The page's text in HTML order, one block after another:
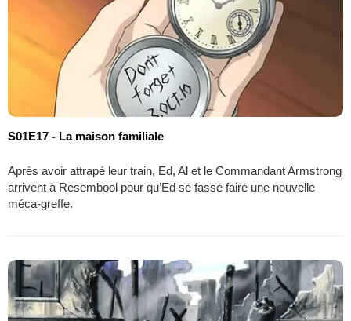
S01E17 - La maison familiale
Après avoir attrapé leur train, Ed, Al et le Commandant Armstrong
arrivent à Resembool pour qu’Ed se fasse faire une nouvelle
méca-greffe.